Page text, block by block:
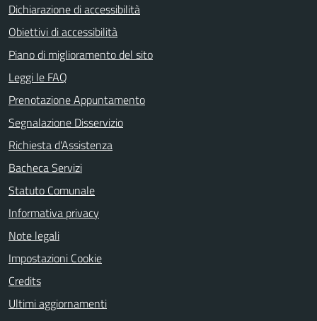
Dichiarazione di accessibilità
Obiettivi di accessibilità
Piano di miglioramento del sito
Leggi le FAQ
Prenotazione Appuntamento
Segnalazione Disservizio
Richiesta d'Assistenza
Bacheca Servizi
Statuto Comunale
Informativa privacy
Note legali
Impostazioni Cookie
Credits
Ultimi aggiornamenti